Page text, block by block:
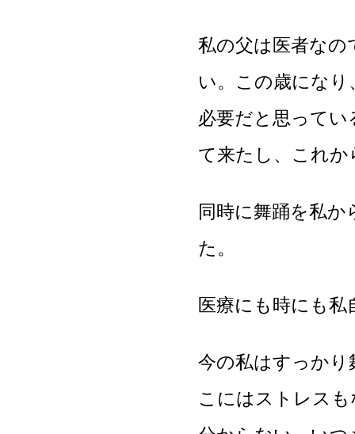
私の父は医者なの
い。この歳にな
必要だと思って
て来たし、これ
同時に舞踊を私
た。
医療にも時にも
今の私はすっか
こにはストレス